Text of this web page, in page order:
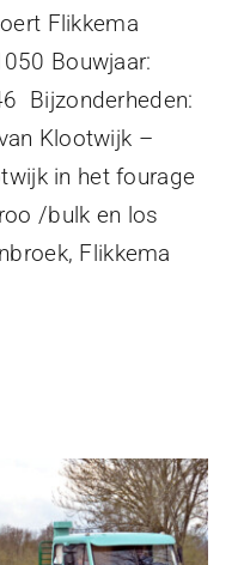
Flikkema
Bouwjaar:
Bijzonderheden:
Klootwijk –
in het fourage
/bulk en los
Flikkema